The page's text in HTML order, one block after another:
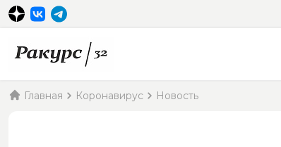
Главная Коронавирус Новость